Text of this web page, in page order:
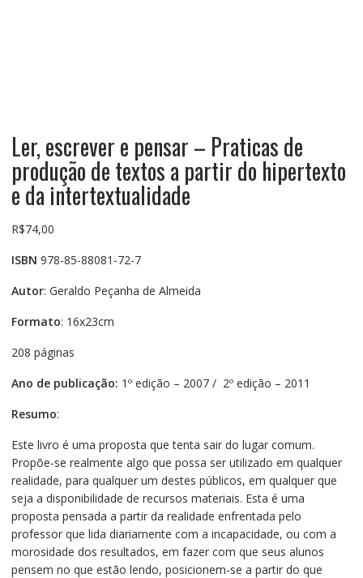
Ler, escrever e pensar – Praticas de
produção de textos a partir do hipertexto
e da intertextualidade
R$74,00
ISBN 978-85-88081-72-7
Autor: Geraldo Peçanha de Almeida
Formato: 16x23cm
208 páginas
Ano de publicação: 1º edição – 2007 / 2º edição – 2011
Resumo:
Este livro é uma proposta que tenta sair do lugar comum.
Propõe-se realmente algo que possa ser utilizado em qualquer
realidade, para qualquer um destes públicos, em qualquer que
seja a disponibilidade de recursos materiais. Esta é uma
proposta pensada a partir da realidade enfrentada pelo
professor que lida diariamente com a incapacidade, ou com a
morosidade dos resultados, em fazer com que seus alunos
pensem no que estão lendo, posicionem-se a partir do que